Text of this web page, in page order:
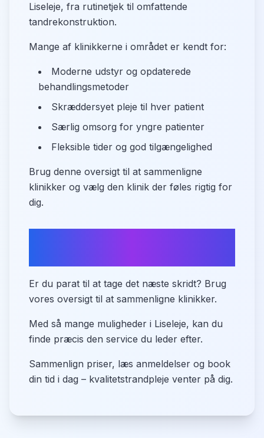
Liseleje, fra rutinetjek til omfattende
tandrekonstruktion.
Mange af klinikkerne i området er kendt for:
Moderne udstyr og opdaterede
behandlingsmetoder
Skræddersyet pleje til hver patient
Særlig omsorg for yngre patienter
Fleksible tider og god tilgængelighed
Brug denne oversigt til at sammenligne
klinikker og vælg den klinik der føles rigtig for
dig.
Er du parat til at tage det næste skridt? Brug
vores oversigt til at sammenligne klinikker.
Med så mange muligheder i Liseleje, kan du
finde præcis den service du leder efter.
Sammenlign priser, læs anmeldelser og book
din tid i dag – kvalitetstrandpleje venter på dig.